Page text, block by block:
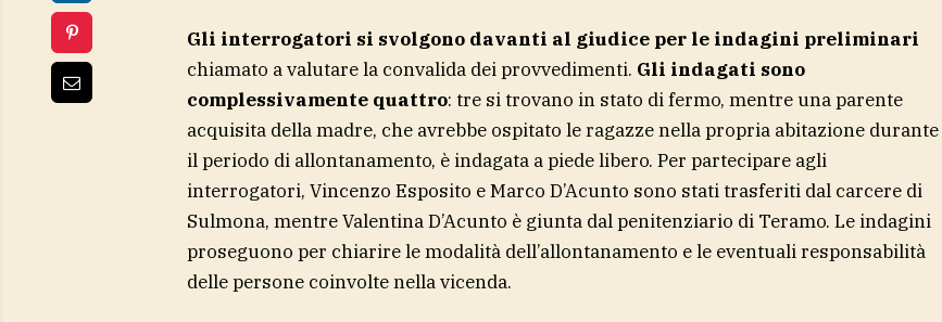
Gli interrogatori si svolgono davanti al giudice per le indagini preliminari
chiamato a valutare la convalida dei provvedimenti. Gli indagati sono
complessivamente quattro: tre si trovano in stato di fermo, mentre una parente
acquisita della madre, che avrebbe ospitato le ragazze nella propria abitazione durante
il periodo di allontanamento, è indagata a piede libero. Per partecipare agli
interrogatori, Vincenzo Esposito e Marco D’Acunto sono stati trasferiti dal carcere di
Sulmona, mentre Valentina D’Acunto è giunta dal penitenziario di Teramo. Le indagini
proseguono per chiarire le modalità dell’allontanamento e le eventuali responsabilità
delle persone coinvolte nella vicenda.